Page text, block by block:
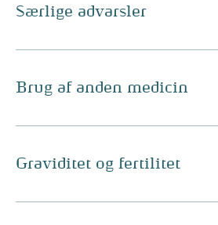
Særlige advarsler
Brug af anden medicin
Graviditet og fertilitet